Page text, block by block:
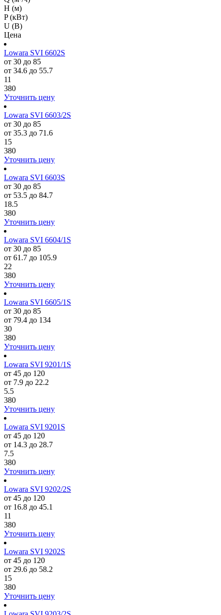
H (м)
P (кВт)
U (В)
Цена
Lowara SVI 6602S
от 30 до 85
от 34.6 до 55.7
11
380
Уточнить цену
Lowara SVI 6603/2S
от 30 до 85
от 35.3 до 71.6
15
380
Уточнить цену
Lowara SVI 6603S
от 30 до 85
от 53.5 до 84.7
18.5
380
Уточнить цену
Lowara SVI 6604/1S
от 30 до 85
от 61.7 до 105.9
22
380
Уточнить цену
Lowara SVI 6605/1S
от 30 до 85
от 79.4 до 134
30
380
Уточнить цену
Lowara SVI 9201/1S
от 45 до 120
от 7.9 до 22.2
5.5
380
Уточнить цену
Lowara SVI 9201S
от 45 до 120
от 14.3 до 28.7
7.5
380
Уточнить цену
Lowara SVI 9202/2S
от 45 до 120
от 16.8 до 45.1
11
380
Уточнить цену
Lowara SVI 9202S
от 45 до 120
от 29.6 до 58.2
15
380
Уточнить цену